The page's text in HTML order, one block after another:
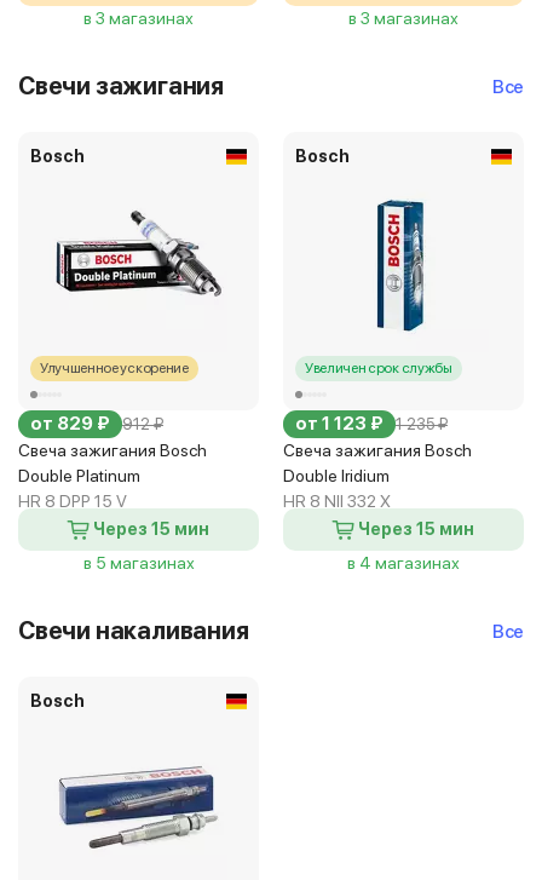
в 3 магазинах в 3 магазинах
Свечи зажигания Все
Bosch
Улучшенное ускорение
от 829 ₽ 912 ₽
Свеча зажигания Bosch
Double Platinum
HR 8 DPP 15 V
Через 15 мин
в 5 магазинах
Bosch
Увеличен срок службы
от 1 123 ₽ 1 235 ₽
Свеча зажигания Bosch
Double Iridium
HR 8 NII 332 X
Через 15 мин
в 4 магазинах
Свечи накаливания Все
Bosch